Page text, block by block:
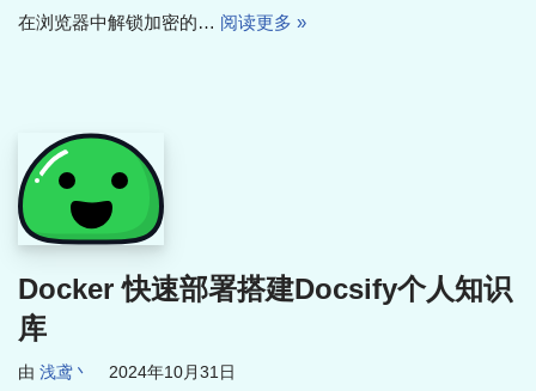
在浏览器中解锁加密的… 阅读更多 »
Docker 快速部署搭建Docsify个人知识
库
由 浅鸢丶 2024年10月31日